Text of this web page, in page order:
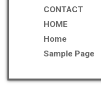
CONTACT
HOME
Home
Sample Page